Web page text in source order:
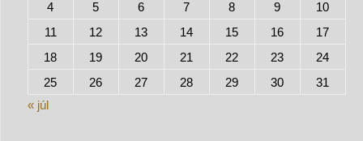
4
5 6 7 8 9
10
11
12 13 14 15 16
17
18
19 20 21 22 23
24
25
26 27 28 29 30
31
« júl